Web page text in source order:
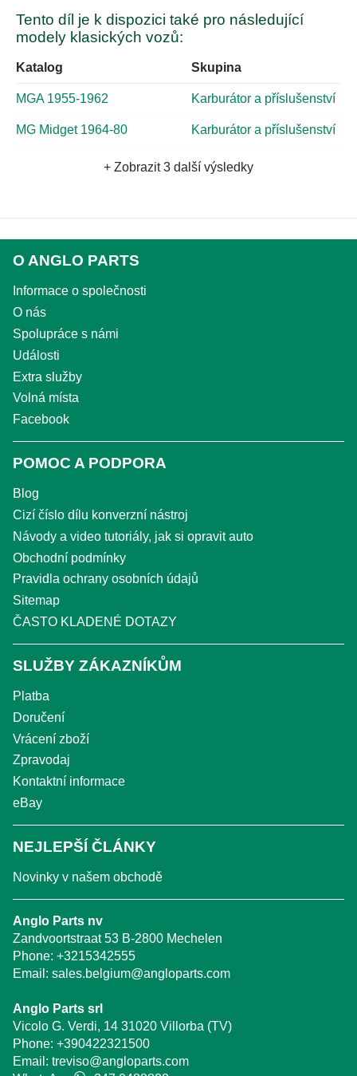
Tento díl je k dispozici také pro následující
modely klasických vozů:
Katalog Skupina
MGA 1955-1962 Karburátor a příslušenství
MG Midget 1964-80 Karburátor a příslušenství
+ Zobrazit 3 další výsledky
O ANGLO PARTS
Informace o společnosti
O nás
Spolupráce s námi
Události
Extra služby
Volná místa
Facebook
POMOC A PODPORA
Blog
Cizí číslo dílu konverzní nástroj
Návody a video tutoriály, jak si opravit auto
Obchodní podmínky
Pravidla ochrany osobních údajů
Sitemap
ČASTO KLADENÉ DOTAZY
SLUŽBY ZÁKAZNÍKŮM
Platba
Doručení
Vrácení zboží
Zpravodaj
Kontaktní informace
eBay
NEJLEPŠÍ ČLÁNKY
Novinky v našem obchodě
Anglo Parts nv
Zandvoortstraat 53 B-2800 Mechelen
Phone: +3215342555
Email: sales.belgium@angloparts.com
Anglo Parts srl
Vicolo G. Verdi, 14 31020 Villorba (TV)
Phone: +390422321500
Email: treviso@angloparts.com